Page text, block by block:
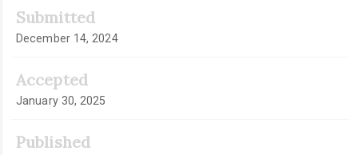
Submitted
December 14, 2024
Accepted
January 30, 2025
Published